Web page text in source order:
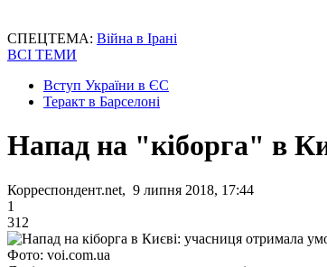
СПЕЦТЕМА: Війна в Ірані
ВСІ ТЕМИ
Вступ України в ЄС
Теракт в Барселоні
Напад на "кіборга" в
Корреспондент.net, 9 липня 2018, 17:44
1
312
Фото: voi.com.ua